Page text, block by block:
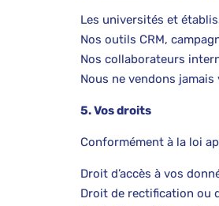
Les universités et
Nos outils CRM,
Nos collaborateurs
Nous ne vendons
5. Vos droits
Conformément à la loi
Droit d’accès à vos
Droit de rectification ou